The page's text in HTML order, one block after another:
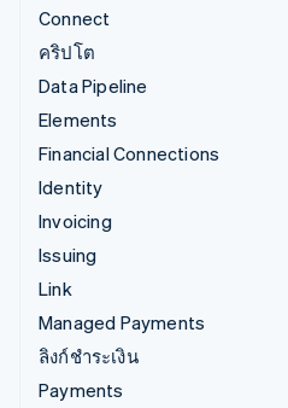
Connect
คริปโต
Data Pipeline
Elements
Financial Connections
Identity
Invoicing
Issuing
Link
Managed Payments
ลิงก์ชำระเงิน
Payments